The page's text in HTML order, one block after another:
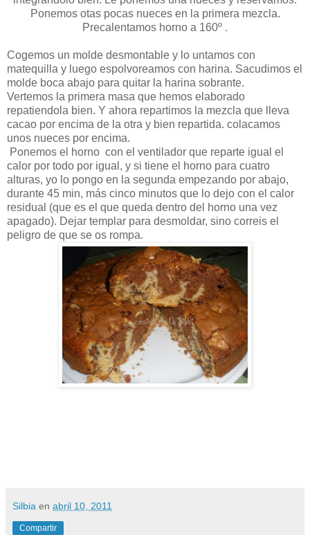
Ponemos otas pocas nueces en la primera mezcla.
Precalentamos horno a 160º .
Cogemos un molde desmontable y lo untamos con
matequilla y luego espolvoreamos con harina. Sacudimos el
molde boca abajo para quitar la harina sobrante.
Vertemos la primera masa que hemos elaborado
repatiendola bien. Y ahora repartimos la mezcla que lleva
cacao por encima de la otra y bien repartida. colacamos
unos nueces por encima.
Ponemos el horno con el ventilador que reparte igual el
calor por todo por igual, y si tiene el horno para cuatro
alturas, yo lo pongo en la segunda empezando por abajo,
durante 45 min, más cinco minutos que lo dejo con el calor
residual (que es el que queda dentro del horno una vez
apagado). Dejar templar para desmoldar, sino correis el
peligro de que se os rompa.
Silbia en abril 10, 2011
Compartir